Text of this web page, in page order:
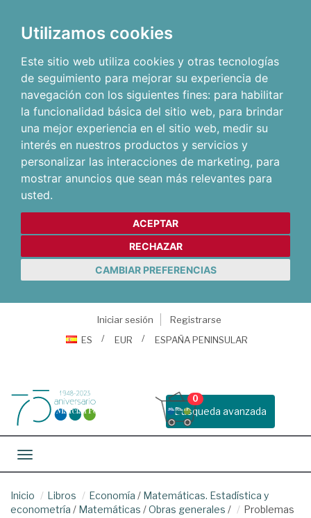
Utilizamos cookies
Este sitio web utiliza cookies y otras tecnologías
de seguimiento para mejorar su experiencia de
navegación con los siguientes fines: para habilitar
la funcionalidad básica del sitio web, para brindar
una mejor experiencia en el sitio web, medir su
interés en nuestros productos y servicios y
personalizar las interacciones de marketing, para
mostrar anuncios que sean más relevantes para
usted.
ACEPTAR
RECHAZAR
CAMBIAR PREFERENCIAS
Iniciar sesión
Registrarse
ES
EUR ESPAÑA PENINSULAR
Busqueda avanzada
0
Toggle navigation
Inicio Libros Economía / Matemáticas. Estadística y
econometría / Matemáticas /Obras generales /
Problemas